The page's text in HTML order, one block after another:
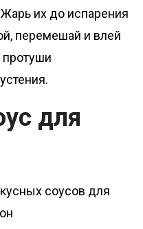
их до испарения
перемешай и влей
протуши
для